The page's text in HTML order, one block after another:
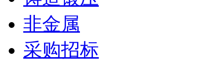
非金属
采购招标